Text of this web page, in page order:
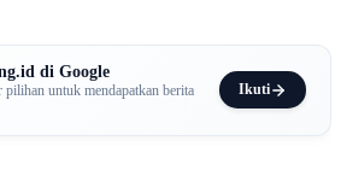
di Google
pilihan untuk mendapatkan berita
Ikuti